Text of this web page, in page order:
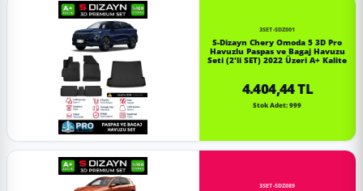
3SET-SDZ001
S-Dizayn Chery Omoda 5 3D Pro
Havuzlu Paspas ve Bagaj Havuzu
Seti (2'li SET) 2022 Üzeri A+ Kalite
4.404,44 TL
Stok Adet: 999
3SET-SDZ089